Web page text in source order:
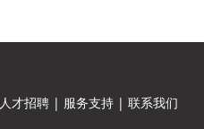
人才招聘 | 服务支持 | 联系我们